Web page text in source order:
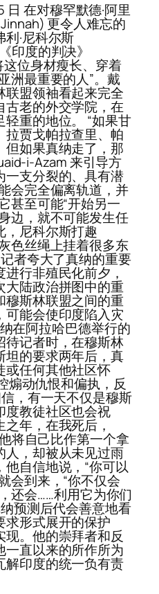
日 在对穆罕默德·阿里
更令人难忘的
·尼科尔斯
印度的判决》
位身材瘦长、穿着
洲最重要的人”。戴
盟领袖看起来完全
古老的外交学院，在
重的地位。 “如果甘
贾戈帕拉查里、帕
如果真纳走了，那
i-Azam 来引导方
一支分裂的、具有潜
会完全偏离轨道，并
甚至可能“开始另一
边，就不可能发生任
，尼科尔斯打趣
色丝绳上挂着很多东
者夸大了真纳的重要
行非殖民化前夕，
大陆政治拼图中的重
穆斯林联盟之间的重
能会使印度陷入灾
在阿拉哈巴德举行的
待记者时，在穆斯林
坦的要求两年后，真
或任何其他社区怀
煽动仇恨和偏执，反
，有一天不仅是穆斯
度教徒社区也会祝
年，在我死后，
将自己比作第一个拿
人，却被从未见过雨
自信地说，“你可以
会到来，“你不仅会
还会……利用它为你们
预测后代会善意地看
求形式展开的保护
。他的崇拜者和反
直以来的所作所为
解印度的统一负有责